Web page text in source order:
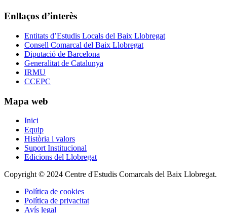
Enllaços d’interès
Entitats d’Estudis Locals del Baix Llobregat
Consell Comarcal del Baix Llobregat
Diputació de Barcelona
Generalitat de Catalunya
IRMU
CCEPC
Mapa web
Inici
Equip
Història i valors
Suport Institucional
Edicions del Llobregat
Copyright © 2024 Centre d'Estudis Comarcals del Baix Llobregat.
Política de cookies
Política de privacitat
Avís legal